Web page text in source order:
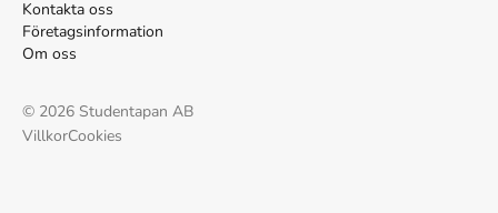
Kontakta oss
Företagsinformation
Om oss
© 2026 Studentapan AB
VillkorCookies